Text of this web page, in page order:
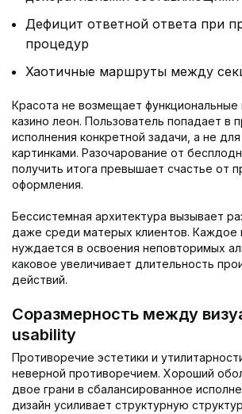
Дефицит ответной ответа при
процедур
Хаотичные маршруты между
Красота не возмещает функциональные
казино леон. Пользователь попадает в
исполнения конкретной задачи, а не для
картинками. Разочарование от
получить итога превышает счастье от
оформления.
Бессистемная архитектура вызывает
даже среди матерых клиентов. Каждое
нуждается в освоения неповторимых
каковое увеличивает длительность
действий.
Соразмерность между
usability
Противоречие эстетики и
неверной противоречием. Хороший
двое грани в сбалансированное
дизайн усиливает структурную